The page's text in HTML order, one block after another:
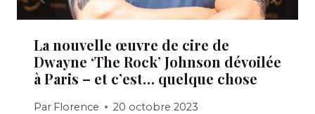
La nouvelle œuvre de cire de
Dwayne ‘The Rock’ Johnson dévoilée
à Paris – et c’est… quelque chose
Par Florence 20 octobre 2023